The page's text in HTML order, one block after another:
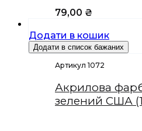
79,00 ₴
Додати в кошик
Додати в список бажаних
Артикул 1072
Акрилова
зелений США